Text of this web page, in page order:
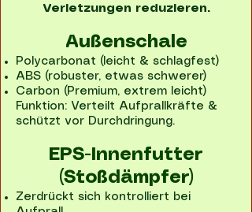
Verletzungen reduzieren.
Außenschale
Polycarbonat (leicht & schlagfest)
ABS (robuster, etwas schwerer)
Carbon (Premium, extrem leicht)
Funktion: Verteilt Aufprallkräfte &
schützt vor Durchdringung.
EPS-Innenfutter
(Stoßdämpfer)
Zerdrückt sich kontrolliert bei